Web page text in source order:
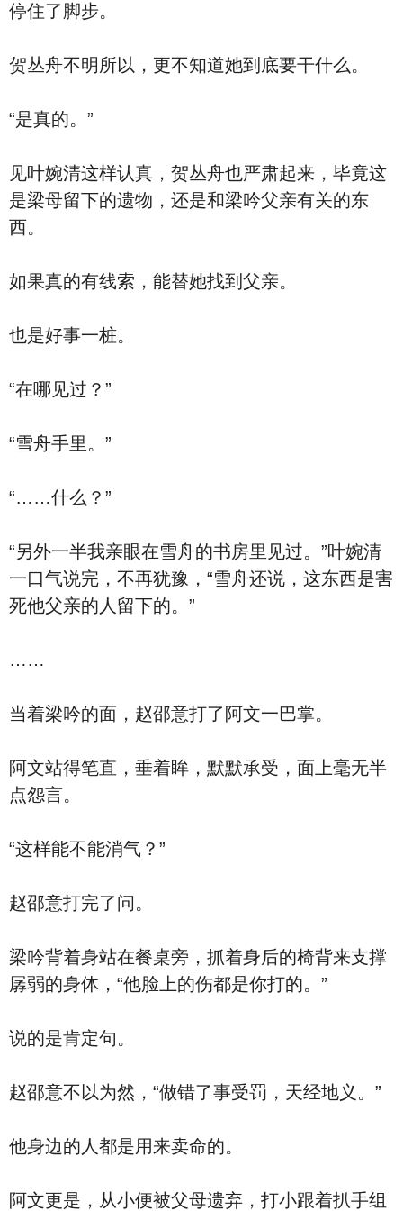
停住了脚步。
贺丛舟不明所以，更不知道她到底要干什么。
“是真的。”
见叶婉清这样认真，贺丛舟也严肃起来，毕竟这
是梁母留下的遗物，还是和梁吟父亲有关的东
西。
如果真的有线索，能替她找到父亲。
也是好事一桩。
“在哪见过？”
“雪舟手里。”
“……什么？”
“另外一半我亲眼在雪舟的书房里见过。”叶婉清
一口气说完，不再犹豫，“雪舟还说，这东西是害
死他父亲的人留下的。”
……
当着梁吟的面，赵邵意打了阿文一巴掌。
阿文站得笔直，垂着眸，默默承受，面上毫无半
点怨言。
“这样能不能消气？”
赵邵意打完了问。
梁吟背着身站在餐桌旁，抓着身后的椅背来支撑
孱弱的身体，“他脸上的伤都是你打的。”
说的是肯定句。
赵邵意不以为然，“做错了事受罚，天经地义。”
他身边的人都是用来卖命的。
阿文更是，从小便被父母遗弃，打小跟着扒手组